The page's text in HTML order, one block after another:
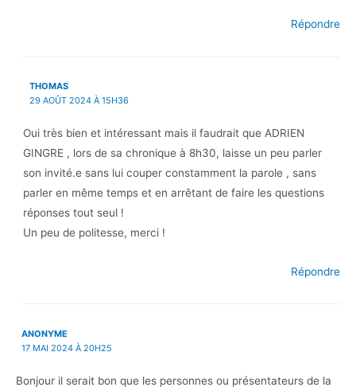
Répondre
THOMAS
29 AOÛT 2024 À 15H36
Oui très bien et intéressant mais il faudrait que ADRIEN
GINGRE , lors de sa chronique à 8h30, laisse un peu parler
son invité.e sans lui couper constamment la parole , sans
parler en même temps et en arrêtant de faire les questions
réponses tout seul !
Un peu de politesse, merci !
Répondre
ANONYME
17 MAI 2024 À 20H25
Bonjour il serait bon que les personnes ou présentateurs de la